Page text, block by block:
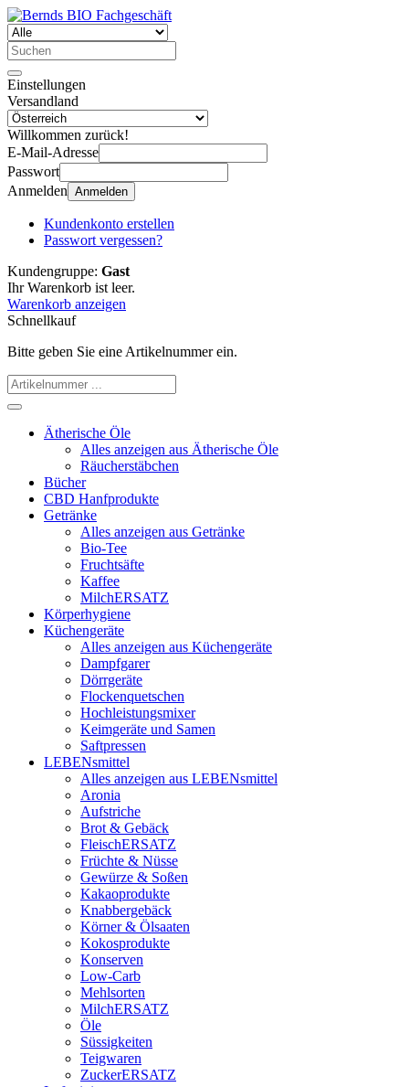
Einstellungen
Versandland
Willkommen zurück!
E-Mail-Adresse
Passwort
Anmelden Anmelden
Kundenkonto erstellen
Passwort vergessen?
Kundengruppe: Gast
Ihr Warenkorb ist leer.
Warenkorb anzeigen
Schnellkauf
Bitte geben Sie eine Artikelnummer ein.
Ätherische Öle
Alles anzeigen aus Ätherische Öle
Räucherstäbchen
Bücher
CBD Hanfprodukte
Getränke
Alles anzeigen aus Getränke
Bio-Tee
Fruchtsäfte
Kaffee
MilchERSATZ
Körperhygiene
Küchengeräte
Alles anzeigen aus Küchengeräte
Dampfgarer
Dörrgeräte
Flockenquetschen
Hochleistungsmixer
Keimgeräte und Samen
Saftpressen
LEBENsmittel
Alles anzeigen aus LEBENsmittel
Aronia
Aufstriche
Brot & Gebäck
FleischERSATZ
Früchte & Nüsse
Gewürze & Soßen
Kakaoprodukte
Knabbergebäck
Körner & Ölsaaten
Kokosprodukte
Konserven
Low-Carb
Mehlsorten
MilchERSATZ
Öle
Süssigkeiten
Teigwaren
ZuckerERSATZ